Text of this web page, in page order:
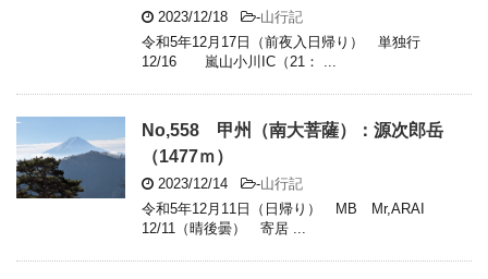
2023/12/18 -山行記
令和5年12月17日（前夜入日帰り） 単独行
12/16 嵐山小川IC（21： ...
No,558 甲州（南大菩薩）：源次郎岳
（1477ｍ）
2023/12/14 -山行記
令和5年12月11日（日帰り） MB Mr,ARAI
12/11（晴後曇） 寄居 ...